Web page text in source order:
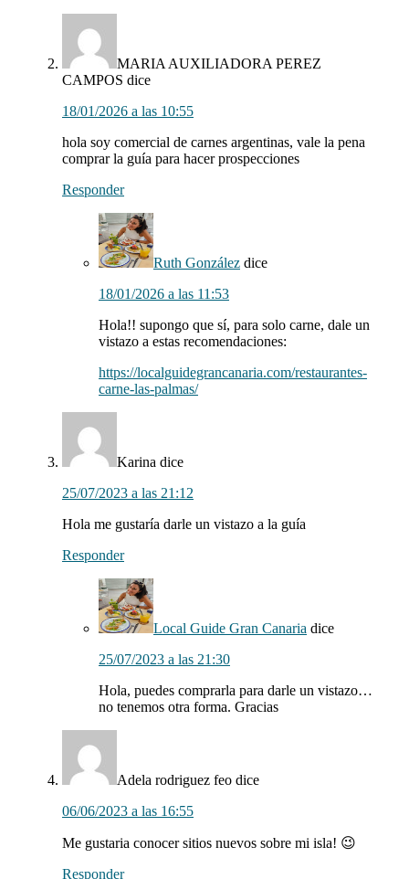
MARIA AUXILIADORA PEREZ
CAMPOS dice
18/01/2026 a las 10:55
hola soy comercial de carnes argentinas, vale la pena
comprar la guía para hacer prospecciones
Responder
Ruth González dice
18/01/2026 a las 11:53
Hola!! supongo que sí, para solo carne, dale un
vistazo a estas recomendaciones:
https://localguidegrancanaria.com/restaurantes-
carne-las-palmas/
Karina dice
25/07/2023 a las 21:12
Hola me gustaría darle un vistazo a la guía
Responder
Local Guide Gran Canaria dice
25/07/2023 a las 21:30
Hola, puedes comprarla para darle un vistazo…
no tenemos otra forma. Gracias
Adela rodriguez feo dice
06/06/2023 a las 16:55
Me gustaria conocer sitios nuevos sobre mi isla! 😉
Responder